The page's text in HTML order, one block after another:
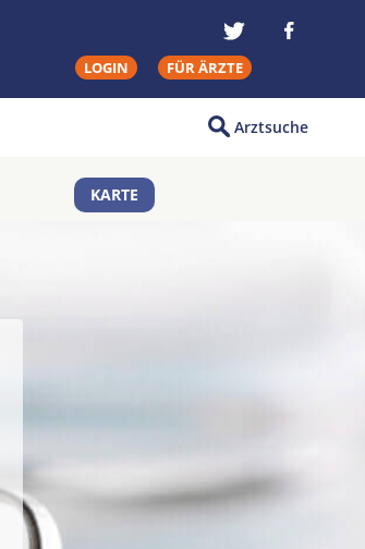
LOGIN FÜR ÄRZTE
Arztsuche
KARTE